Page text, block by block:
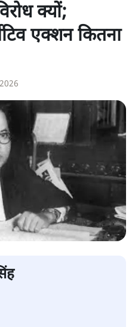
क्यों;
एक्शन कितना